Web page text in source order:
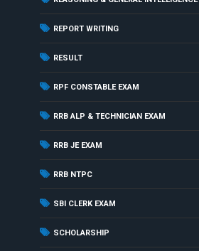
REPORT WRITING
RESULT
RPF CONSTABLE EXAM
RRB ALP & TECHNICIAN EXAM
RRB JE EXAM
RRB NTPC
SBI CLERK EXAM
SCHOLARSHIP